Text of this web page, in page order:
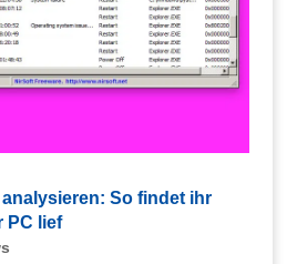
So findet ihr
PC lief